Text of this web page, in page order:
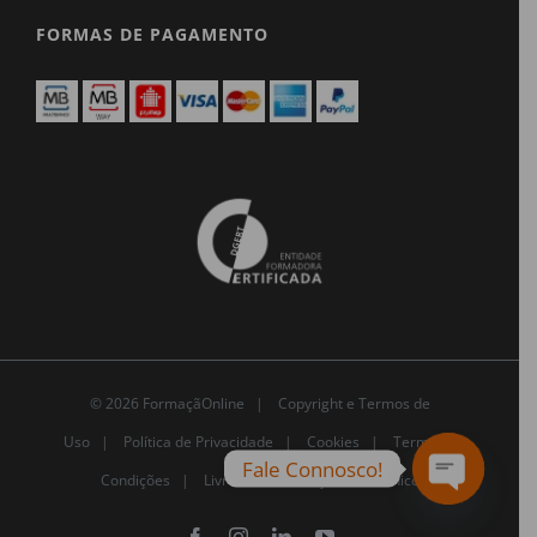
FORMAS DE PAGAMENTO
© 2026 FormaçãOnline |
Copyright e Termos de
Uso| Política de Privacidade | Cookies |
Termos e
Condições |
Livro de Reclamações Eletrónico
Fale Connosco!